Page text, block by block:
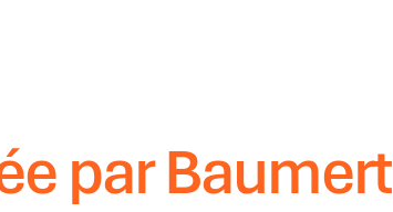
par Baumert